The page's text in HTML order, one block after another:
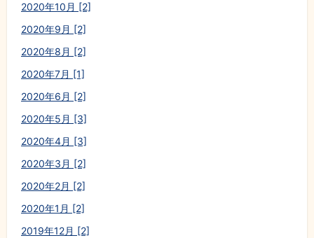
2020年10月 [2]
2020年9月 [2]
2020年8月 [2]
2020年7月 [1]
2020年6月 [2]
2020年5月 [3]
2020年4月 [3]
2020年3月 [2]
2020年2月 [2]
2020年1月 [2]
2019年12月 [2]